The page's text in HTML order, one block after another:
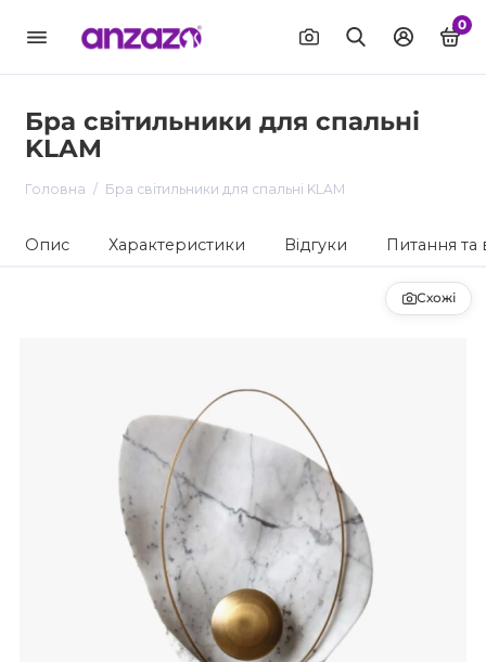
0
Бра світильники для спальні
KLAM
Головна Бра світильники для спальні KLAM
Опис Характеристики Відгуки Питання та
Схожі